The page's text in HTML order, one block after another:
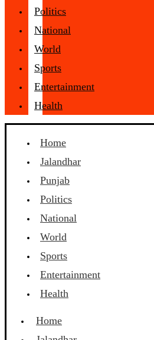
Politics
National
World
Sports
Entertainment
Health
Home
Jalandhar
Punjab
Politics
National
World
Sports
Entertainment
Health
Home